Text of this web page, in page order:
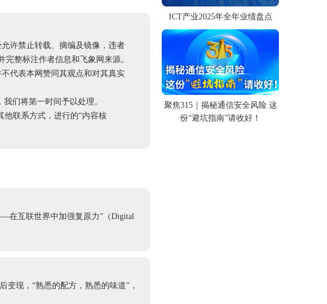
许禁止转载、摘编及镜像，违者
整标注作者信息和飞象网来源。
代表本网赞同其观点和对其真实
们将第一时间予以处理。
他联系方式，进行的“内容核
在互联世界中加强复原力”（Digital
现，“熟悉的配方，熟悉的味道”，
ICT产业2025年全年业绩盘点
聚焦315｜揭秘通信安全风险 这
份“避坑指南”请收好！